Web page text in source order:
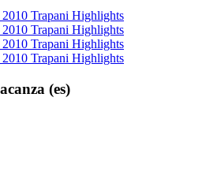
Trapani Highlights
Trapani Highlights
Trapani Highlights
Trapani Highlights
(es)